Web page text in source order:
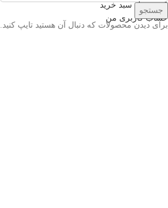
جستجو
برای دیدن محصولات که دنبال آن هستید تایپ کنید.
0 محصول سبد خرید
حساب کاربری من